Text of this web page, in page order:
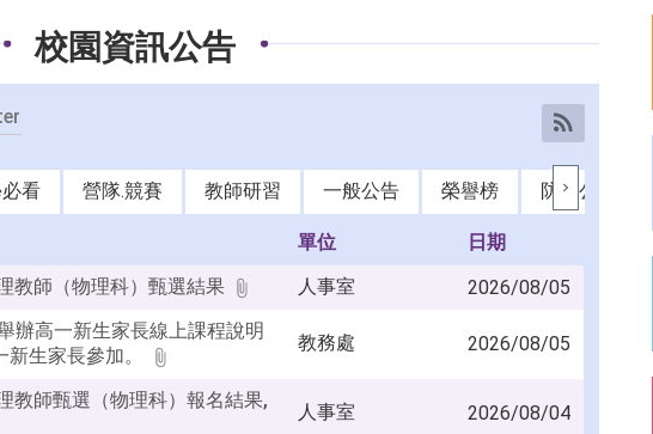
校園資訊公告
入
題、
後
下
Enter
詢
RSS訂閱
看 營隊.競賽 教師研習 一般公告 榮譽榜 防疫公告
單位
日期
教師（物理科）甄選結果
人事室
2026/08/05
辦高一新生家長線上課程說明
生家長參加。
教務處 2026/08/05
教師甄選（物理科）報名結果,
人事室 2026/08/04